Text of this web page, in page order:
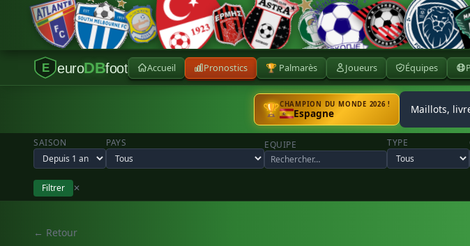
E euroDBfoot Accueil Pronostics 🏆 Palmarès Joueurs Équipes
🏆CHAMPION DU MONDE 2026 !
Espagne Maillots,
SAISON PAYS EQUIPE TYPE
Filtrer ✕
← Retour